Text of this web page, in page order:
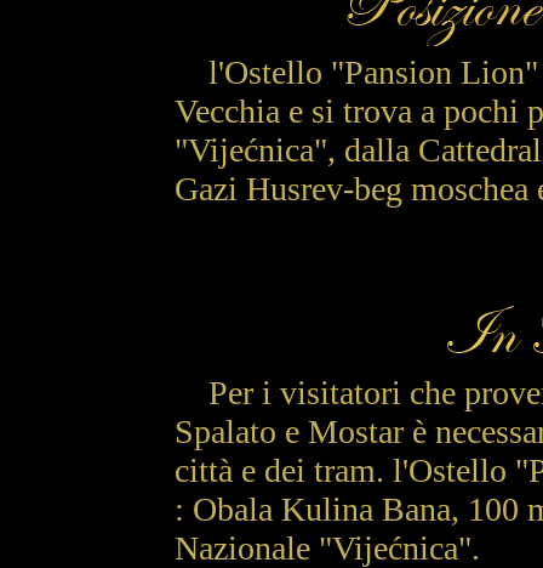
l'Ostello "Pansion Lion"
Vecchia e si trova a pochi
"Vijećnica", dalla
Gazi Husrev-beg
Per i visitatori che
Spalato e Mostar è
città e dei tram. l'Ostello
: Obala Kulina Bana, 100
Nazionale "Vijećnica".